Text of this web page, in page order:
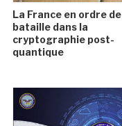
La France en ordre de
bataille dans la
cryptographie post-
quantique